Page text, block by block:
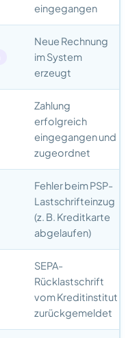
eingegangen
Neue Rechnung
im System
erzeugt
Zahlung
erfolgreich
eingegangen und
zugeordnet
Fehler beim PSP-
Lastschrifteinzug
(z. B. Kreditkarte
abgelaufen)
SEPA-
Rücklastschrift
vom Kreditinstitut
zurückgemeldet